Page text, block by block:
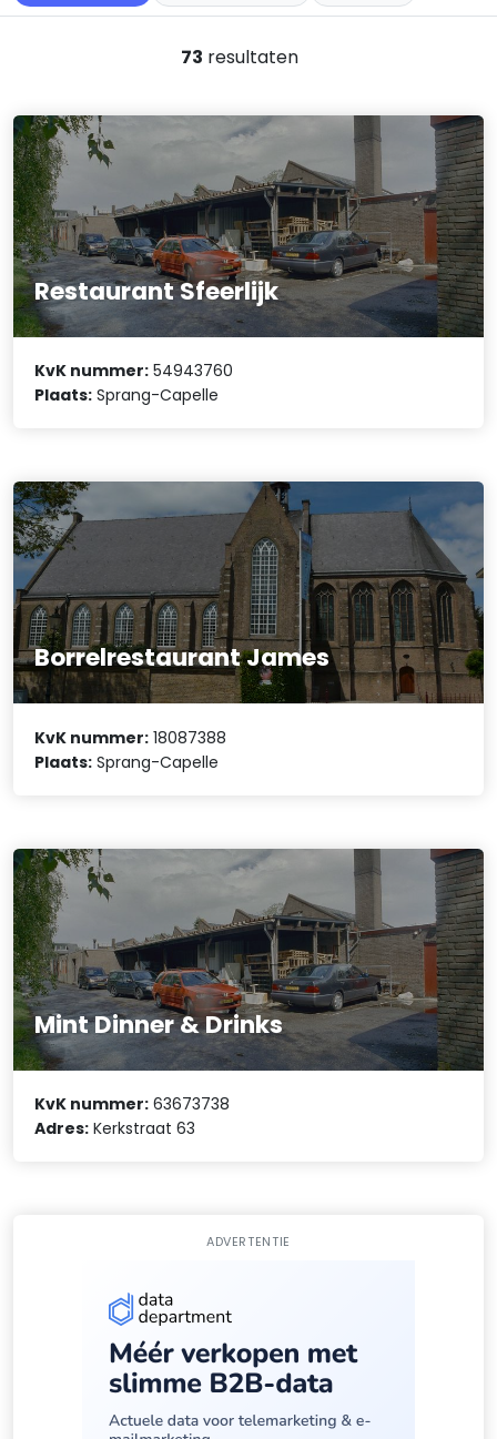
73 resultaten
Restaurant Sfeerlijk
KvK nummer: 54943760
Plaats: Sprang-Capelle
Borrelrestaurant James
KvK nummer: 18087388
Plaats: Sprang-Capelle
Mint Dinner & Drinks
KvK nummer: 63673738
Adres: Kerkstraat 63
ADVERTENTIE